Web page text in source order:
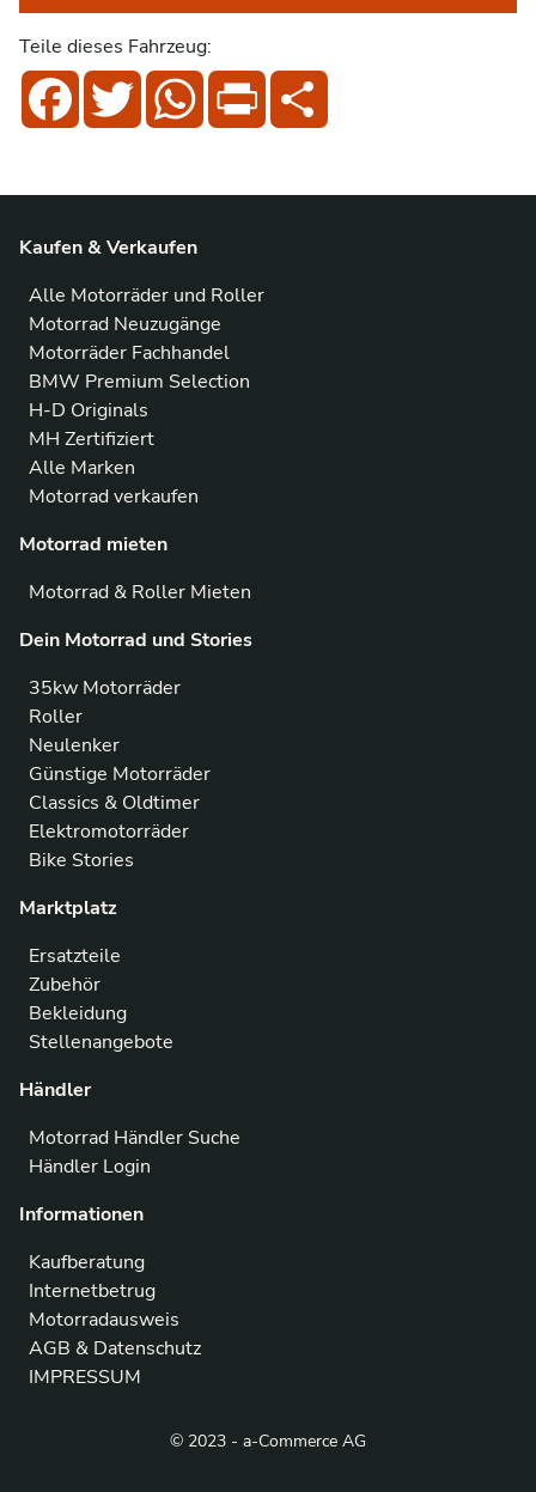
Teile dieses Fahrzeug:
FacebookTwitterWhatsAppPrint
Kaufen & Verkaufen
Alle Motorräder und Roller
Motorrad Neuzugänge
Motorräder Fachhandel
BMW Premium Selection
H-D Originals
MH Zertifiziert
Alle Marken
Motorrad verkaufen
Motorrad mieten
Motorrad & Roller Mieten
Dein Motorrad und Stories
35kw Motorräder
Roller
Neulenker
Günstige Motorräder
Classics & Oldtimer
Elektromotorräder
Bike Stories
Marktplatz
Ersatzteile
Zubehör
Bekleidung
Stellenangebote
Händler
Motorrad Händler Suche
Händler Login
Informationen
Kaufberatung
Internetbetrug
Motorradausweis
AGB & Datenschutz
IMPRESSUM
© 2023 - a-Commerce AG